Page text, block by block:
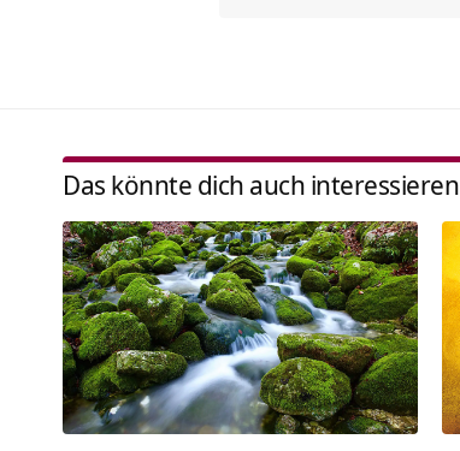
Das könnte dich auch interessieren